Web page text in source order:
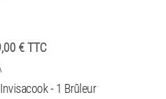
€ TTC
Invisacook - 1 Brûleur